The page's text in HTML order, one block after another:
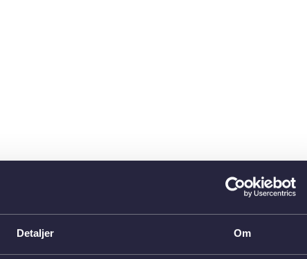
Detaljer Om